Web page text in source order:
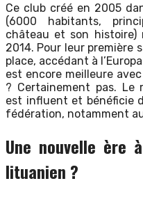
Ce club créé en 2005
(6000 habitants,
château et son
2014. Pour leur première
place, accédant à
est encore meilleure
? Certainement pas. Le
est influent et bénéficie
fédération, notamment
Une nouvelle ère
lituanien ?